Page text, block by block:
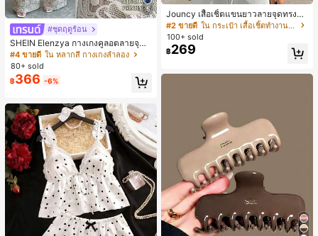
5
#ชุดฤดูร้อน
SHEIN Elenzya กางเกงคูลอตลายจุดเ
อวสูงแบบใหม่สำหรับฤดูใบไม้ผลิ/ฤดูร้อ
น, สไตล์หรูหราเหมาะสำหรับใส่ในชีวิต
ประจำวันและทำงาน, ให้ความรู้สึกวินเ
ทจสำหรับฤดูรับปริญญา, เทศกาลดนตร
#4 ขายดี ใน หลากสี กางเกงลำลอง
80+ sold
฿366 -6%
Jouncy เสื้อเชิ้ตแขนยาวลายจุดทรงหล
วมสำหรับผู้หญิง
#2 ขายดี
ใน กระเป๋า เสื้อเชิ้ตทำงานมีกระเป๋า
100+ sold
฿269